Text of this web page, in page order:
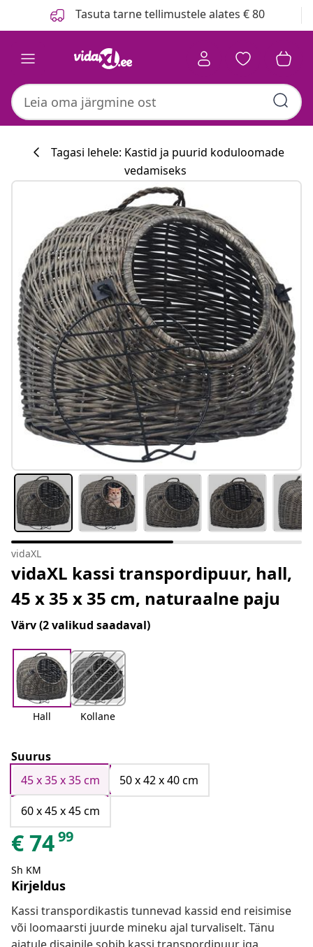
Tasuta tarne tellimustele alates € 80
#sharemevidaxl
Tagasi lehele: Kastid ja puurid koduloomade
vedamiseks
vidaXL
vidaXL kassi transpordipuur, hall,
45 x 35 x 35 cm, naturaalne paju
Värv(2 valikud saadaval)
Hall Kollane
Suurus
45 x 35 x 35 cm
50 x 42 x 40 cm
60 x 45 x 45 cm
€7499
Sh KM
Kirjeldus
Kassi transpordikastis tunnevad kassid end reisimise
või loomaarsti juurde mineku ajal turvaliselt. Tänu